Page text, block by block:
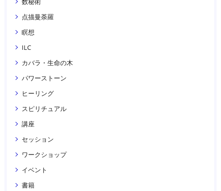
点描曼荼羅
瞑想
ILC
カバラ・生命の木
パワーストーン
ヒーリング
スピリチュアル
講座
セッション
ワークショップ
イベント
書籍